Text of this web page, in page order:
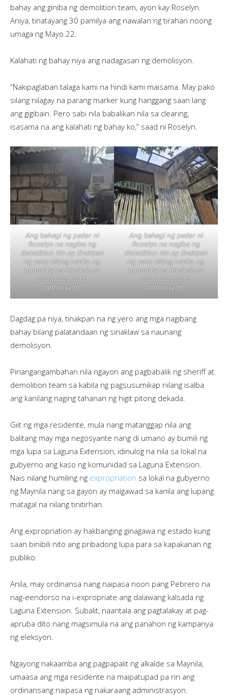
bahay ang giniba ng demolition team, ayon kay Roselyn.
Aniya, tinatayang 30 pamilya ang nawalan ng tirahan noong
umaga ng Mayo 22.
Kalahati ng bahay niya ang nadagasan ng demolisyon.
“Nakipaglaban talaga kami na hindi kami maisama. May pako
silang nilagay na parang marker kung hanggang saan lang
ang gigibain. Pero sabi nila babalikan nila sa clearing,
isasama na ang kalahati ng bahay ko,” saad ni Roselyn.
Ang bahagi ng pader ni
Roselyn na nagiba ng
demolition tim ay tinakpan
ng yero bilang marka ng
boundary na itinakda sa
unang bugso ng
demolisyon.
Ang bahagi ng pader ni
Roselyn na nagiba ng
demolition tim ay tinakpan
ng yero bilang marka ng
boundary na itinakda sa
unang bugso ng
demolisyon.
Dagdag pa niya, tinakpan na ng yero ang mga nagibang
bahay bilang palatandaan ng sinaklaw sa naunang
demolisyon.
Pinangangambahan nila ngayon ang pagbabalik ng sheriff at
demolition team sa kabila ng pagsusumikap nilang isalba
ang kanilang naging tahanan ng higit pitong dekada.
Giit ng mga residente, mula nang matanggap nila ang
balitang may mga negosyante nang di umano ay bumili ng
mga lupa sa Laguna Extension, idinulog na nila sa lokal na
gubyerno ang kaso ng komunidad sa Laguna Extension.
Nais nilang humiling ng expropriation sa lokal na gubyerno
ng Maynila nang sa gayon ay maigawad sa kanila ang lupang
matagal na nilang tinitirhan.
Ang expropriation ay hakbanging ginagawa ng estado kung
saan binibili nito ang pribadong lupa para sa kapakanan ng
publiko.
Anila, may ordinansa nang naipasa noon pang Pebrero na
nag-eendorso na i-expropriate ang dalawang kalsada ng
Laguna Extension. Subalit, naantala ang pagtalakay at pag-
apruba dito nang magsimula na ang panahon ng kampanya
ng eleksyon.
Ngayong nakaamba ang pagpapalit ng alkalde sa Maynila,
umaasa ang mga residente na maipatupad pa rin ang
ordinansang naipasa ng nakaraang administrasyon.